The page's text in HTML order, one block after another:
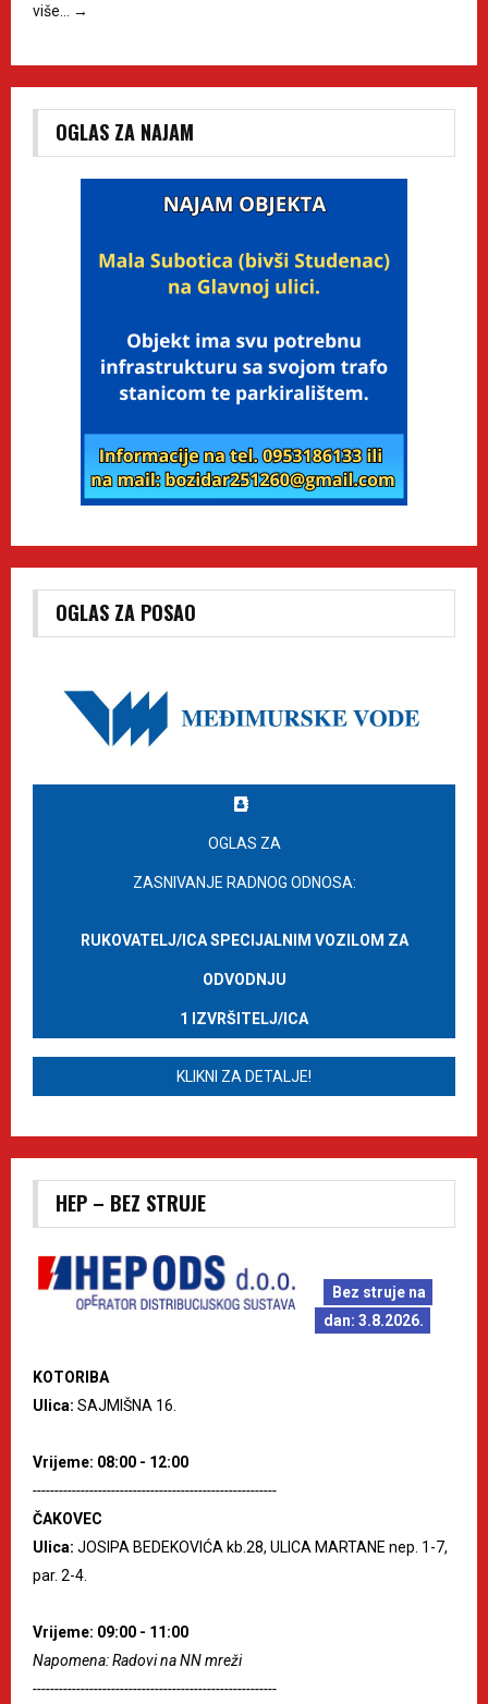
više… →
OGLAS ZA NAJAM
OGLAS ZA POSAO
OGLAS ZA
ZASNIVANJE RADNOG ODNOSA:
RUKOVATELJ/ICA SPECIJALNIM VOZILOM ZA
ODVODNJU
1 IZVRŠITELJ/ICA
KLIKNI ZA DETALJE!
HEP – BEZ STRUJE
Bez struje na
dan: 3.8.2026.
KOTORIBA
Ulica: SAJMIŠNA 16.
Vrijeme: 08:00 - 12:00
--------------------------------------------------------
ČAKOVEC
Ulica: JOSIPA BEDEKOVIĆA kb.28, ULICA MARTANE nep. 1-7,
par. 2-4.
Vrijeme: 09:00 - 11:00
Napomena: Radovi na NN mreži
--------------------------------------------------------